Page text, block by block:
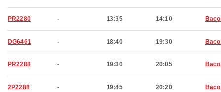
PR2280 - 13:35 14:10
DG6461 - 18:40 19:30
PR2288 - 19:30 20:05
2P2288 - 19:45 20:20